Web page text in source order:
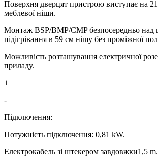
Поверхня дверцят пристрою виступає на
меблевої ніши.
Монтаж BSP/BMP/CMP безпосередньо
підігрівання в 59 см нішу без проміжної
Можливість розташування електричної
приладу.
+
-
Підключення:
Потужність підключення: 0,81 kW.
Електрокабель зі штекером завдовжки1,5 m.